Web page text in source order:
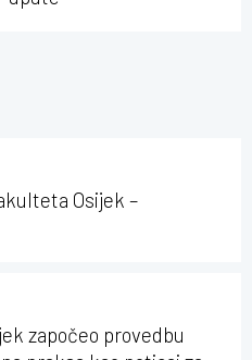
Osijek –
započeo provedbu